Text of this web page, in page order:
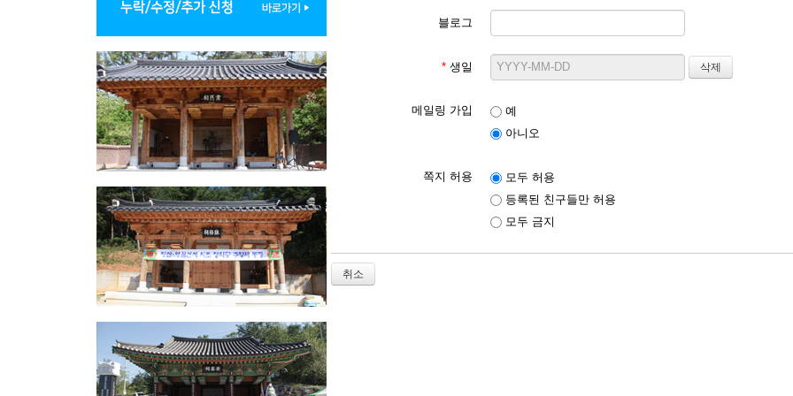
2. 대종회는 다음 각 호에 해당하는 경우 서비스 이용 신청에 대한 승인을 제
유보할 수 있습니다.
① 본인의 실명으로 신청하지 않은 경우
② 다른 사람의 명의를 사용하여 신청한 경우
③ 서비스 이용 신청시 회원 신상 정보를 허위로 기재하여 신청한 경우
⑤ 사회의 안녕과 질서 혹은 미풍양속을 저해할 목적으로 신청한 경우
⑥ 신용정보의 이용과 보호에 관한 법률에 의한 PC통신, 인터넷 서비스의 신용
1. 회원은 등록 가입 신청시 회원이 지정한 회원 ID와 비밀번호를 통해 서비스
2. 서비스 이용 시간은 대종회의 업무 및 기술상 특별한 지장이 없는 한 연중
3. 회원은 서비스 이용 중 필요에 따라 회원 이름(실명)과 회원ID를 제외한 비
제9조 [서비스 이용 제한 및 계약 해지]
블로그
* 생일
메일링 가입
예
아니오
쪽지 허용
모두 허용
등록된 친구들만 허용
모두 금지
취소